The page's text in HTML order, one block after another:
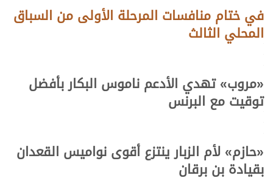
في ختام منافسات المرحلة الأولى من السباق
المحلي الثالث
«مروب»تهدي الأدعم ناموس البكار بأفضل
توقيت مع البرنس
«حازم» لأم الزبار ينتزع أقوى نواميس القعدان
بقيادة بن برقان